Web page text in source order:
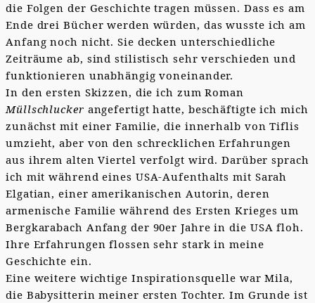
die Folgen der Geschichte tragen müssen. Dass es am
Ende drei Bücher werden würden, das wusste ich am
Anfang noch nicht. Sie decken unterschiedliche
Zeiträume ab, sind stilistisch sehr verschieden und
funktionieren unabhängig voneinander.
In den ersten Skizzen, die ich zum Roman
Müllschlucker angefertigt hatte, beschäftigte ich mich
zunächst mit einer Familie, die innerhalb von Tiflis
umzieht, aber von den schrecklichen Erfahrungen
aus ihrem alten Viertel verfolgt wird. Darüber sprach
ich mit während eines USA-Aufenthalts mit Sarah
Elgatian, einer amerikanischen Autorin, deren
armenische Familie während des Ersten Krieges um
Bergkarabach Anfang der 90er Jahre in die USA floh.
Ihre Erfahrungen flossen sehr stark in meine
Geschichte ein.
Eine weitere wichtige Inspirationsquelle war Mila,
die Babysitterin meiner ersten Tochter. Im Grunde ist